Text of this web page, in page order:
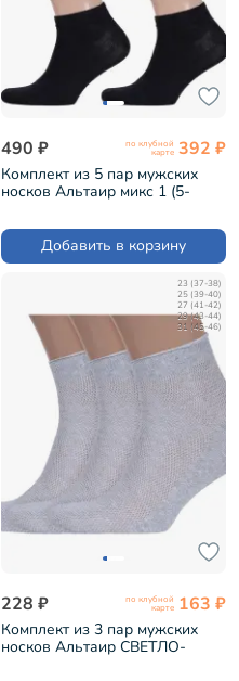
490 ₽ по клубной
карте 392 ₽
Комплект из 5 пар мужских
носков Альтаир микс 1 (5-
Добавить в корзину
23 (37-38)
25 (39-40)
27 (41-42)
29 (43-44)
31 (45-46)
228 ₽ по клубной
карте 163 ₽
Комплект из 3 пар мужских
носков Альтаир СВЕТЛО-